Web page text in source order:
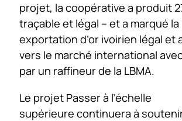
projet, la coopérative a produit
traçable et légal – et a marqué
exportation d’or ivoirien légal et
vers le marché international
par un raffineur de la LBMA.
Le projet Passer à l’échelle
supérieure continuera à